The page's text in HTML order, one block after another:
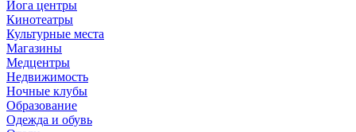
Йога центры
Кинотеатры
Культурные места
Магазины
Медцентры
Недвижимость
Ночные клубы
Образование
Одежда и обувь